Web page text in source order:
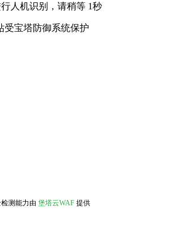
人机识别，请稍等 1秒
受宝塔防御系统保护
测能力由 堡塔云WAF 提供